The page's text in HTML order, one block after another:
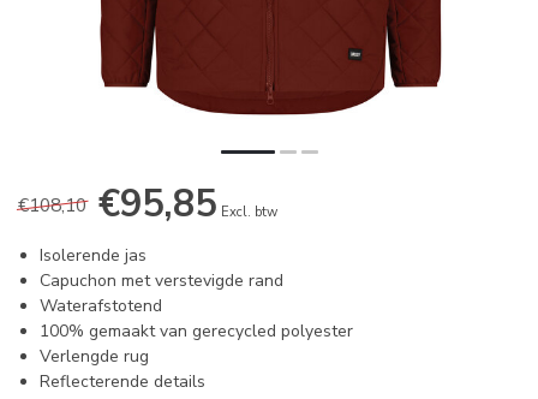
€108,10 €95,85 Excl. btw
Isolerende jas
Capuchon met verstevigde rand
Waterafstotend
100% gemaakt van gerecycled polyester
Verlengde rug
Reflecterende details